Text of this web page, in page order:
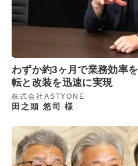
わずか約3ヶ月で業務効率
転と改装を迅速に実現
株式会社ASTYONE
田之頭 悠司 様